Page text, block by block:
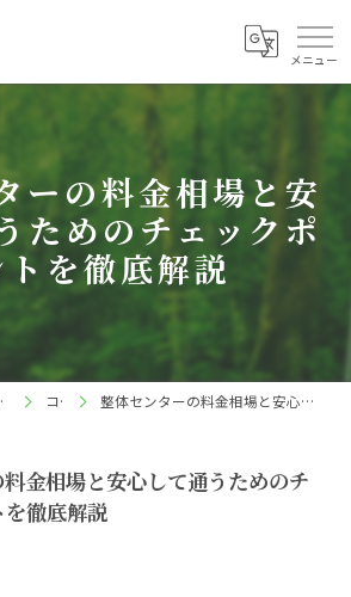
ーの料金相場と安
ためのチェックポ
トを徹底解説
小笹店 コラム 整体センターの料金相場と安心して通うためのチェックポイントを徹底解説
金相場と安心して通うためのチ
を徹底解説